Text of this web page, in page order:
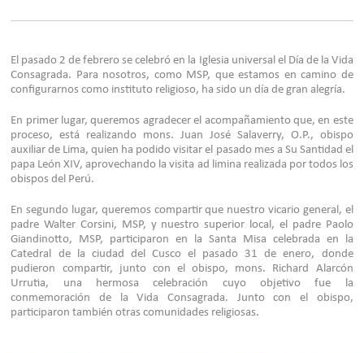
El pasado 2 de febrero se celebró en la Iglesia universal el Día de la Vida
Consagrada. Para nosotros, como MSP, que estamos en camino de
configurarnos como instituto religioso, ha sido un día de gran alegría.
En primer lugar, queremos agradecer el acompañamiento que, en este
proceso, está realizando mons. Juan José Salaverry, O.P., obispo
auxiliar de Lima, quien ha podido visitar el pasado mes a Su Santidad el
papa León XIV, aprovechando la visita ad limina realizada por todos los
obispos del Perú.
En segundo lugar, queremos compartir que nuestro vicario general, el
padre Walter Corsini, MSP, y nuestro superior local, el padre Paolo
Giandinotto, MSP, participaron en la Santa Misa celebrada en la
Catedral de la ciudad del Cusco el pasado 31 de enero, donde
pudieron compartir, junto con el obispo, mons. Richard Alarcón
Urrutia, una hermosa celebración cuyo objetivo fue la
conmemoración de la Vida Consagrada. Junto con el obispo,
participaron también otras comunidades religiosas.